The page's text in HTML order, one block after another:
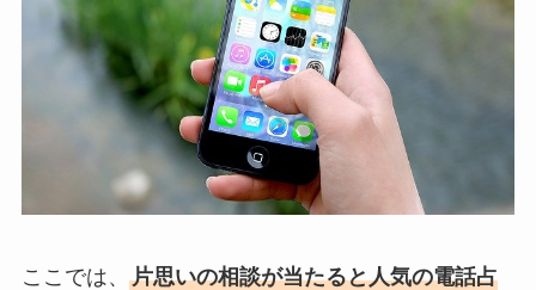
ここでは、 片思いの相談が当たると人気の電話占